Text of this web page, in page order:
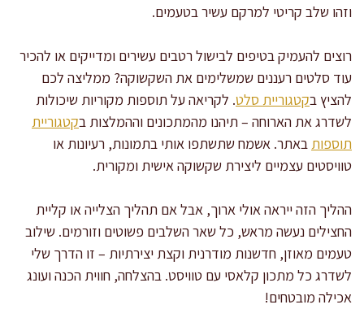
וזהו שלב קריטי למרקם עשיר בטעמים.
רוצים להעמיק בטיפים לבישול רטבים עשירים ומדייקים או להכיר
עוד סלטים רעננים שמשלימים את השקשוקה? ממליצה לכם
להציץ בקטגוריית סלט. לקריאה על תוספות מקוריות שיכולות
לשדרג את הארוחה – תיהנו מהמתכונים וההמלצות בקטגוריית
תוספות באתר. אשמח שתשתפו אותי בתמונות, רעיונות או
טוויסטים עצמיים ליצירת שקשוקה אישית ומקורית.
ההליך הזה ייראה אולי ארוך, אבל אם תהליך הצלייה או קליית
החצילים נעשה מראש, כל שאר השלבים פשוטים וזורמים. שילוב
טעמים מאוזן, חדשנות מודרנית וקצת יצירתיות – זו הדרך שלי
לשדרג כל מתכון קלאסי עם טוויסט. בהצלחה, חווית הכנה ועונג
אכילה מובטחים!